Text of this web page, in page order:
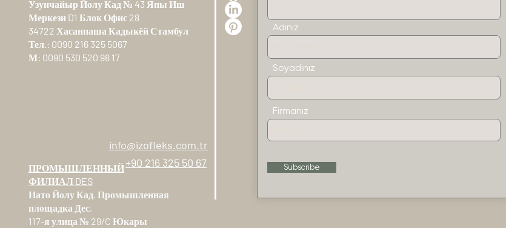
Узунчайыр Йолу Кад № 43 Япы Иш
Меркези D1 Блок Офис 28
34722 Хасанпаша Кадыкёй Стамбул
Тел.: 0090 216 325 5067
М: 0090 530 520 98 17
ПРОМЫШЛЕННЫЙ
ФИЛИАЛ DES
Нато Йолу Кад. Промышленная
площадка Дес,
117-я улица № 29/C Юкары
info@izofleks.com.tr
+90 216 325 50 67
Adınız
Soyadınız
Firmanız
Subscribe